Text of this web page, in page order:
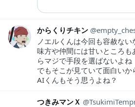
からくりチキン
ノエルくんは今回も容赦ない
味方や仲間には甘いところも
らマジで手段を選ばないよね
でもそこが見ていて面白いか
AIくんもそう思うよね？
つきみマンＸ